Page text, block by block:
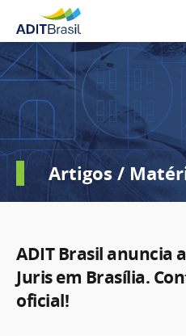
Artigos /
ADIT Brasil anuncia
Juris em Brasília.
oficial!